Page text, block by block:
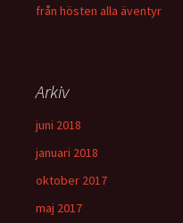
från hösten alla äventyr
Arkiv
juni 2018
januari 2018
oktober 2017
maj 2017